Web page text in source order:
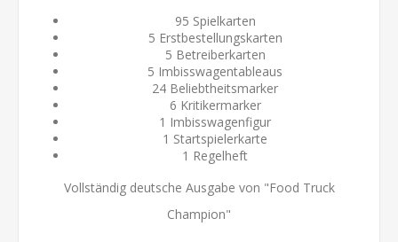
95 Spielkarten
5 Erstbestellungskarten
5 Betreiberkarten
5 Imbisswagentableaus
24 Beliebtheitsmarker
6 Kritikermarker
1 Imbisswagenfigur
1 Startspielerkarte
1 Regelheft
Vollständig deutsche Ausgabe von "Food Truck
Champion"